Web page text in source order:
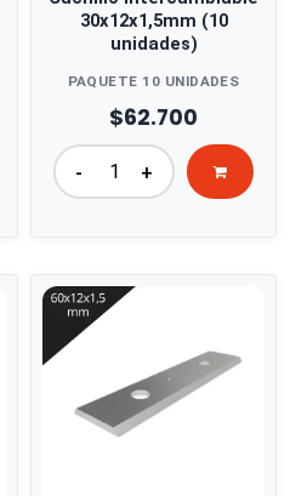
30x12x1,5mm (10
unidades)
PAQUETE 10 UNIDADES
$62.700
- +